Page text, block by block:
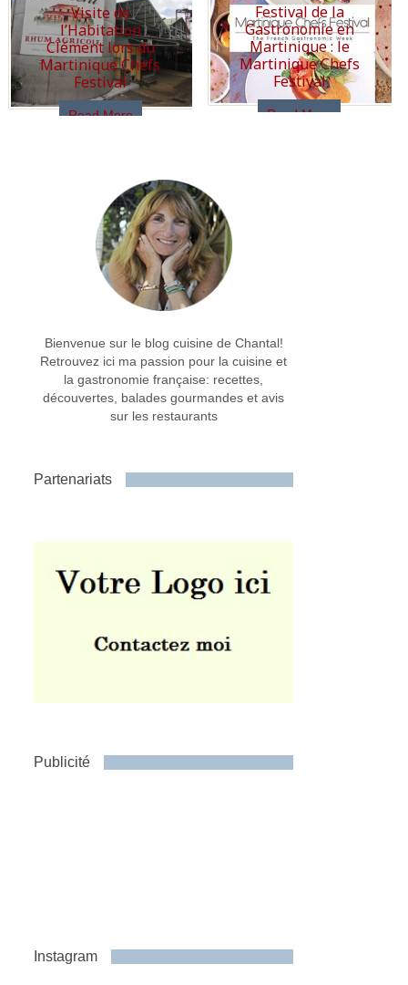
Visite de
l’Habitation
Clément lors du
Martinique Chefs
Festival
Read More
Festival de la
Gastronomie en
Martinique : le
Martinique Chefs
Festival
Read More
Bienvenue sur le blog cuisine de Chantal!
Retrouvez ici ma passion pour la cuisine et
la gastronomie française: recettes,
découvertes, balades gourmandes et avis
sur les restaurants
Partenariats
Publicité
Instagram